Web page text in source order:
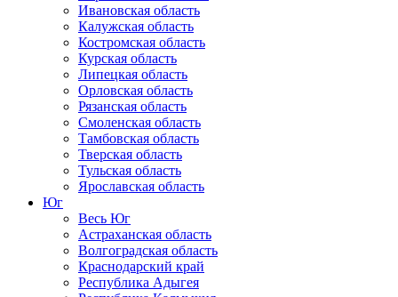
Ивановская область
Калужская область
Костромская область
Курская область
Липецкая область
Орловская область
Рязанская область
Смоленская область
Тамбовская область
Тверская область
Тульская область
Ярославская область
Юг
Весь Юг
Астраханская область
Волгоградская область
Краснодарский край
Республика Адыгея